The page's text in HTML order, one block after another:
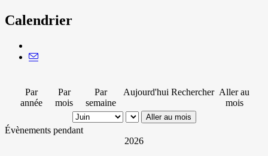
Calendrier
Par
année
Par
mois
Par
semaine
Aujourd'hui Rechercher Aller au
mois
Aller au mois
Évènements pendant
2026